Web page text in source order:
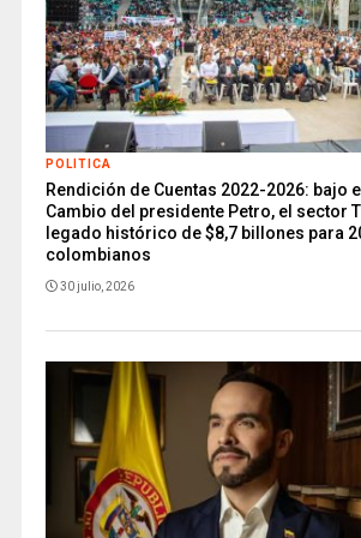
POLITICA
Rendición de Cuentas 2022-2026: bajo
Cambio del presidente Petro, el sector
legado histórico de $8,7 billones para
colombianos
30 julio, 2026